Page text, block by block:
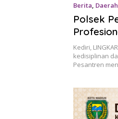
Berita, Daerah
Polsek
Kediri,
kedisiplinan
Pesantren